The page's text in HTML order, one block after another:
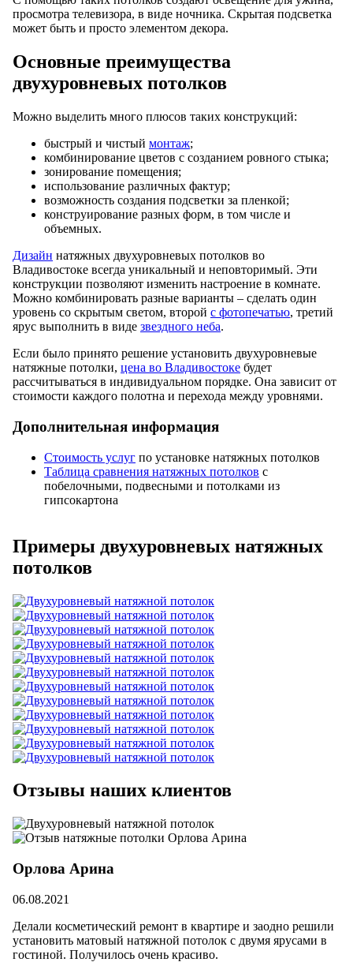
просмотра телевизора, в виде ночника. Скрытая подсветка
может быть и просто элементом декора.
Основные преимущества
двухуровневых потолков
Можно выделить много плюсов таких конструкций:
быстрый и чистый монтаж;
комбинирование цветов с созданием ровного стыка;
зонирование помещения;
использование различных фактур;
возможность создания подсветки за пленкой;
конструирование разных форм, в том числе и
объемных.
Дизайн натяжных двухуровневых потолков во
Владивостоке всегда уникальный и неповторимый. Эти
конструкции позволяют изменить настроение в комнате.
Можно комбинировать разные варианты – сделать один
уровень со скрытым светом, второй с фотопечатью, третий
ярус выполнить в виде звездного неба.
Если было принято решение установить двухуровневые
натяжные потолки, цена во Владивостоке будет
рассчитываться в индивидуальном порядке. Она зависит от
стоимости каждого полотна и перехода между уровнями.
Дополнительная информация
Стоимость услуг по установке натяжных потолков
Таблица сравнения натяжных потолков с
побелочными, подвесными и потолками из
гипсокартона
Примеры двухуровневых натяжных
потолков
Отзывы наших клиентов
Орлова Арина
06.08.2021
Делали косметический ремонт в квартире и заодно решили
установить матовый натяжной потолок с двумя ярусами в
гостиной. Получилось очень красиво.